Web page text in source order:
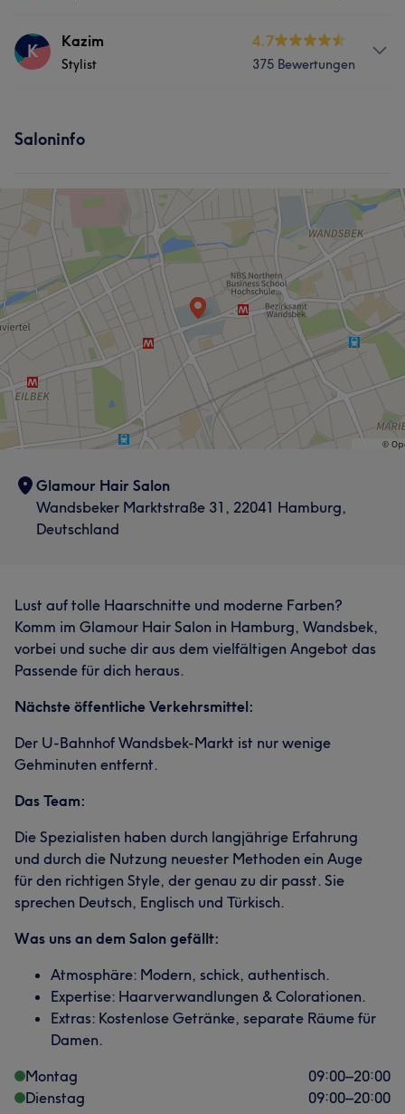
Services
K Kazim
Stylist
4.7
375 Bewertungen
Was unsere Kunden über Kazim sagen
Kompetent 20 Sympathisch 12 Professionell 10
Freundlich 9
Saloninfo
Glamour Hair Salon
Wandsbeker Marktstraße 31, 22041 Hamburg,
Deutschland
Lust auf tolle Haarschnitte und moderne Farben?
Komm im Glamour Hair Salon in Hamburg, Wandsbek,
vorbei und suche dir aus dem vielfältigen Angebot das
Passende für dich heraus.
Nächste öffentliche Verkehrsmittel:
Der U-Bahnhof Wandsbek-Markt ist nur wenige
Gehminuten entfernt.
Das Team:
Die Spezialisten haben durch langjährige Erfahrung
und durch die Nutzung neuester Methoden ein Auge
für den richtigen Style, der genau zu dir passt. Sie
sprechen Deutsch, Englisch und Türkisch.
Was uns an dem Salon gefällt:
Atmosphäre: Modern, schick, authentisch.
Expertise: Haarverwandlungen & Colorationen.
Extras: Kostenlose Getränke, separate Räume für
Damen.
Montag
09:00–20:00
Dienstag
09:00–20:00